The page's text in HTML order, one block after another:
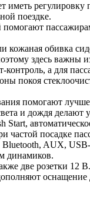
иметь
поездке.
кожаная обивка
здесь важны
а для
покоя
помогают
и дождя делают
Start,
посадке
AUX,
динамиков.
две розетки